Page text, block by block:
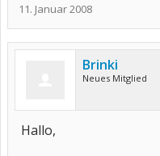
11. Januar 2008
Brinki
Neues Mitglied
Hallo,